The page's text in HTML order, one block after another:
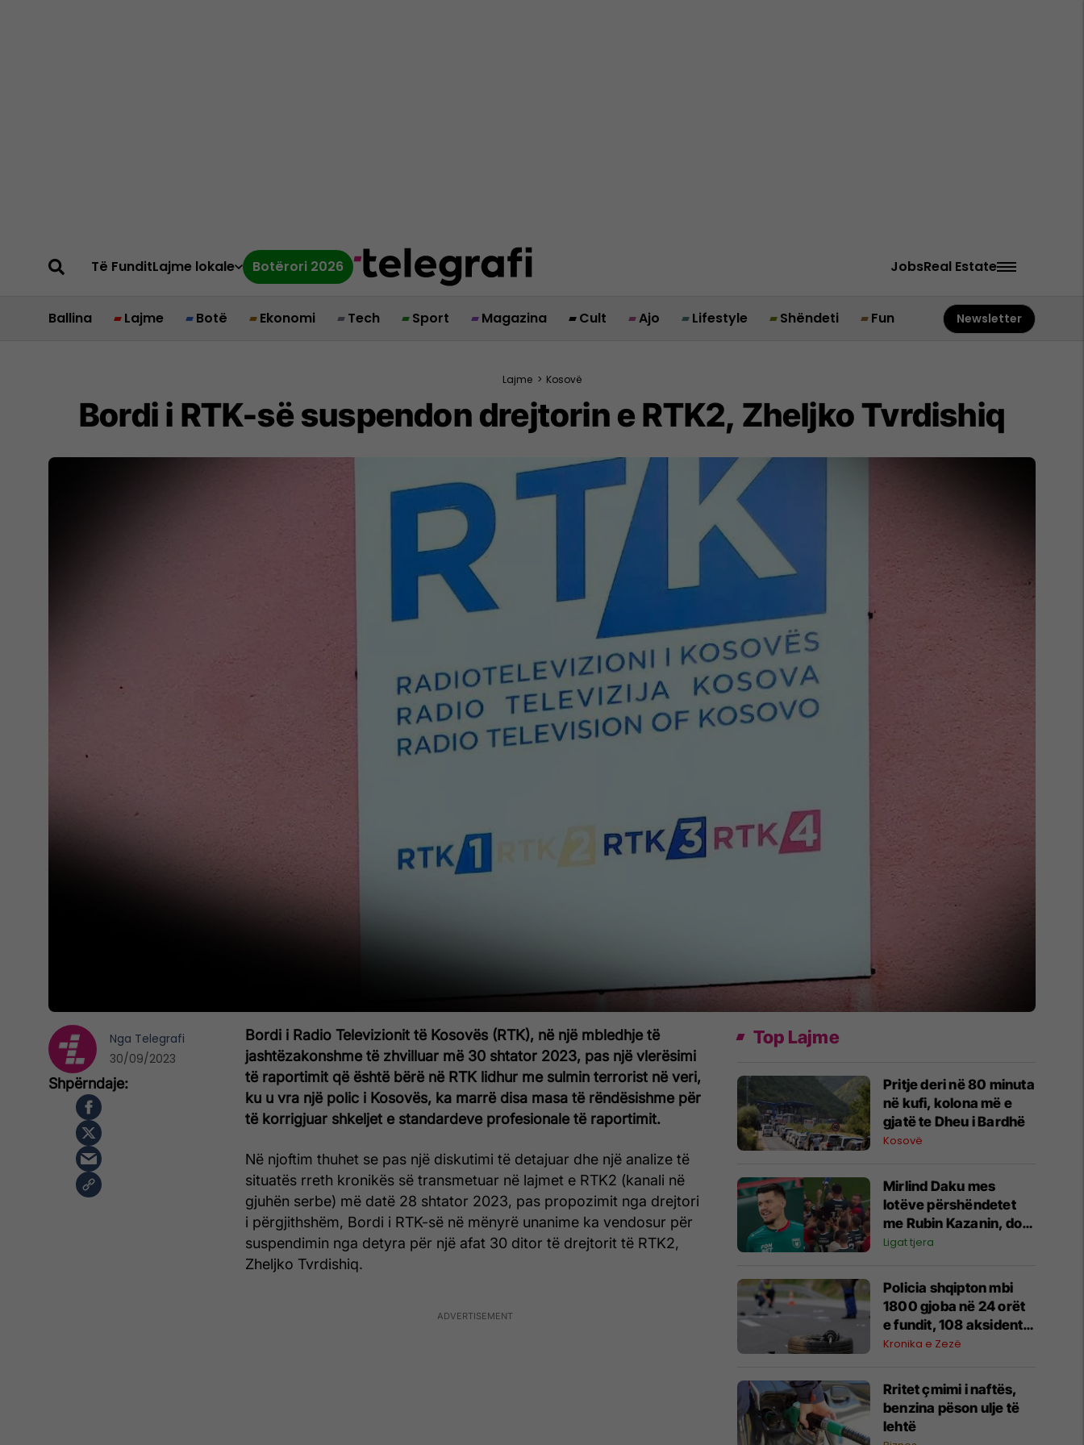
Të FunditLajme lokale Botërori 2026 JobsReal Estate
Ballina Lajme Botë Ekonomi Tech Sport Magazina Cult Ajo Lifestyle Shëndeti Fun Newsletter
Lajme > Kosovë
Bordi i RTK-së suspendon drejtorin e RTK2, Zheljko Tvrdishiq
Bordi i Radio Televizionit të Kosovës (RTK), në një mbledhje të
jashtëzakonshme të zhvilluar më 30 shtator 2023, pas një vlerësimi
të raportimit që është bërë në RTK lidhur me sulmin terrorist në veri,
ku u vra një polic i Kosovës, ka marrë disa masa të rëndësishme për
të korrigjuar shkeljet e standardeve profesionale të raportimit.
Në njoftim thuhet se pas një diskutimi të detajuar dhe një analize të
situatës rreth kronikës së transmetuar në lajmet e RTK2 (kanali në
gjuhën serbe) më datë 28 shtator 2023, pas propozimit nga drejtori
i përgjithshëm, Bordi i RTK-së në mënyrë unanime ka vendosur për
suspendimin nga detyra për një afat 30 ditor të drejtorit të RTK2,
Zheljko Tvrdishiq.
Nga Telegrafi
30/09/2023
Top Lajme
Pritje deri në 80 minuta
në kufi, kolona më e
gjatë te Dheu i Bardhë
Kosovë
Mirlind Daku mes
lotëve përshëndetet
me Rubin Kazanin, do
të fitojë miliona te
Ligat tjera
Policia shqipton mbi
1800 gjoba në 24 orët
e fundit, 108 aksidente
trafiku
Kronika e Zezë
Rritet çmimi i naftës,
benzina pëson ulje të
lehtë